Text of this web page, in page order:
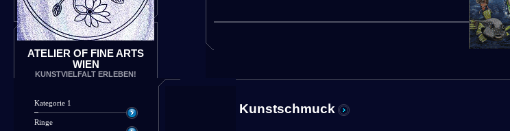
ATELIER OF FINE ARTS
WIEN
KUNSTVIELFALT ERLEBEN!
Kategorie 1
Ringe
Kunstschmuck